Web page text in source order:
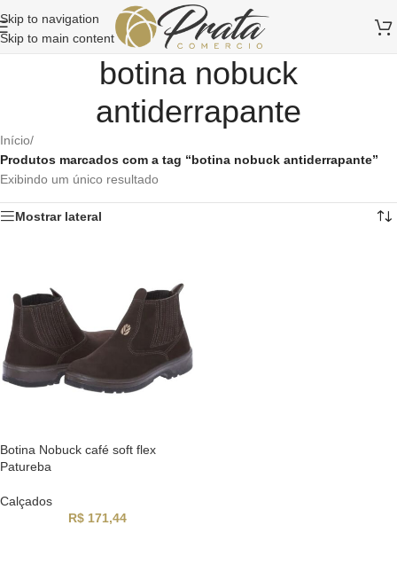
Skip to navigation
Skip to main content
botina nobuck
antiderrapante
Início/
Produtos marcados com a tag “botina nobuck antiderrapante”
Exibindo um único resultado
Mostrar lateral
Botina Nobuck café soft flex
Patureba
Calçados
R$171,44